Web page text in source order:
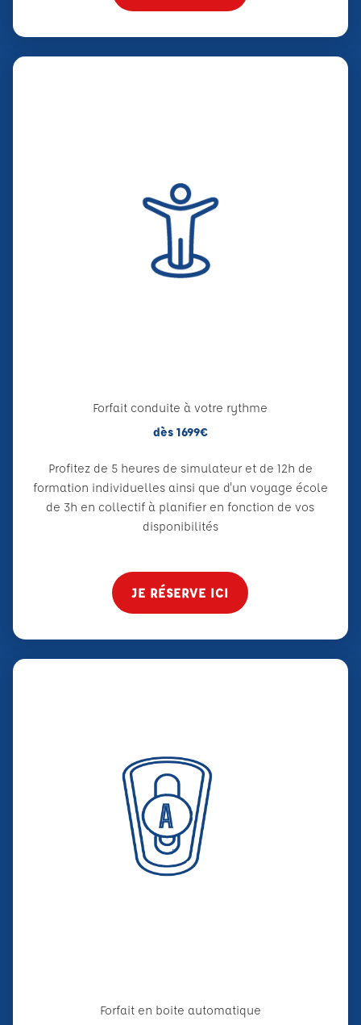
Forfait conduite à votre rythme
dès 1699€
Profitez de 5 heures de simulateur et de 12h de
formation individuelles ainsi que d'un voyage école
de 3h en collectif à planifier en fonction de vos
disponibilités
JE RÉSERVE ICI
Forfait en boite automatique